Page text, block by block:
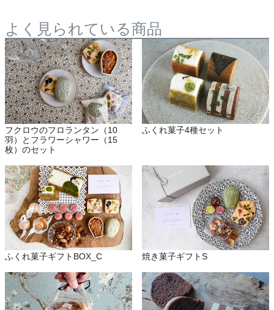
よく見られている商品
フクロウのフロランタン（10
羽）とフラワーシャワー（15
枚）のセット
ふくれ菓子4種セット
ふくれ菓子ギフトBOX_C 焼き菓子ギフトS